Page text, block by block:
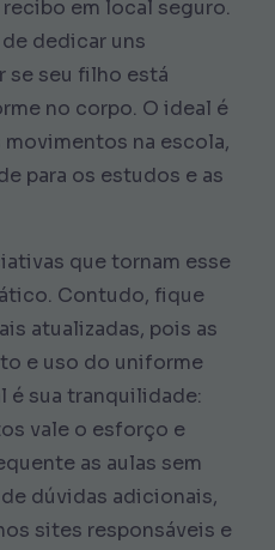
em local seguro.
dedicar uns
se seu filho está
no corpo. O ideal é
movimentos na escola,
para os estudos e as
que tornam esse
Contudo, fique
atualizadas, pois as
e uso do uniforme
é sua tranquilidade:
vale o esforço e
as aulas sem
dúvidas adicionais,
sites responsáveis e